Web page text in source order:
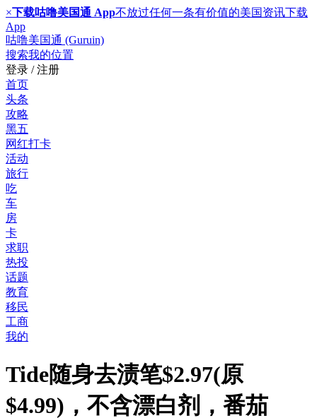
×下载咕噜美国通 App不放过任何一条有价值的美国资讯下载
App
咕噜美国通 (Guruin)
搜索我的位置
登录 / 注册
首页
头条
攻略
黑五
网红打卡
活动
旅行
吃
车
房
卡
求职
热投
话题
教育
移民
工商
我的
Tide随身去渍笔$2.97(原
$4.99)，不含漂白剂，番茄